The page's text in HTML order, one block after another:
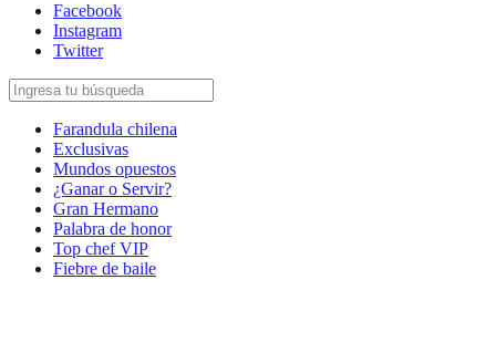
Facebook
Instagram
Twitter
Farandula chilena
Exclusivas
Mundos opuestos
¿Ganar o Servir?
Gran Hermano
Palabra de honor
Top chef VIP
Fiebre de baile